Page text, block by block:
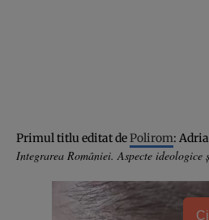
Primul titlu editat dePolirom:
Integrarea României. Aspecte ideologice